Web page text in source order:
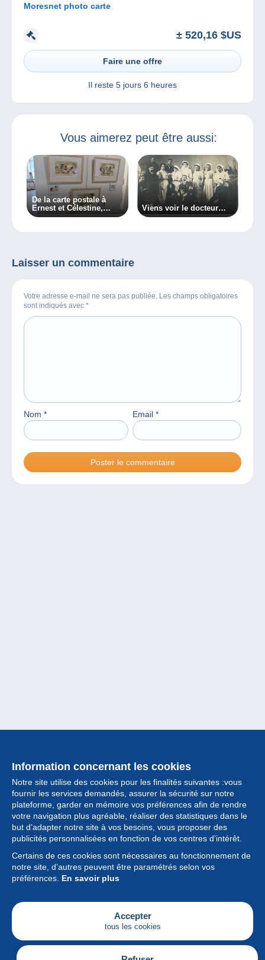
Moresnet photo carte
± 520,16 $US
Faire une offre
Il reste 5 jours 6 heures
Vous aimerez peut être aussi:
De la carte postale à
Ernest et Célestine,
l’exposition Monique
Viens voir le docteur…
Laisser un commentaire
Votre adresse e-mail ne sera pas publiée. Les champs obligatoires
sont indiqués avec *
Nom * Email *
Information concernant les cookies
Notre site utilise des cookies pour les finalités suivantes :vous
fournir les services demandés, assurer la sécurité sur notre
plateforme, garder en mémoire vos préférences afin de rendre
votre navigation plus agréable, réaliser des statistiques dans le
but d’adapter notre site à vos besoins, vous proposer des
publicités personnalisées en fonction de vos centres d’intérêt.
Certains de ces cookies sont nécessaires au fonctionnement de
notre site, d’autres peuvent être paramétrés selon vos
préférences. En savoir plus
Accepter
tous les cookies
Collection
Actualités
Fonctionnalités
Société
Services